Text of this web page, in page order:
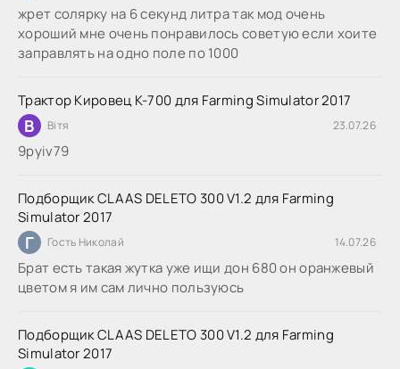
жрет солярку на 6 секунд литра так мод очень
хороший мне очень понравилось советую если хоите
заправлять на одно поле по 1000
Трактор Кировец К-700 для Farming Simulator 2017
В Вітя 23.07.26
9руіv79
Подборщик CLAAS DELETO 300 V1.2 для Farming
Simulator 2017
Г Гость Николай 14.07.26
Брат есть такая жутка уже ищи дон 680 он оранжевый
цветом я им сам лично пользуюсь
Подборщик CLAAS DELETO 300 V1.2 для Farming
Simulator 2017